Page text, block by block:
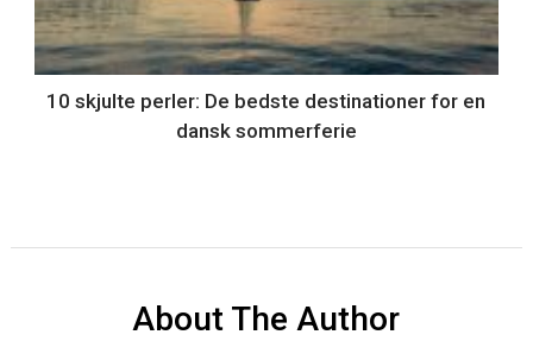
10 skjulte perler: De bedste destinationer for en
dansk sommerferie
About The Author